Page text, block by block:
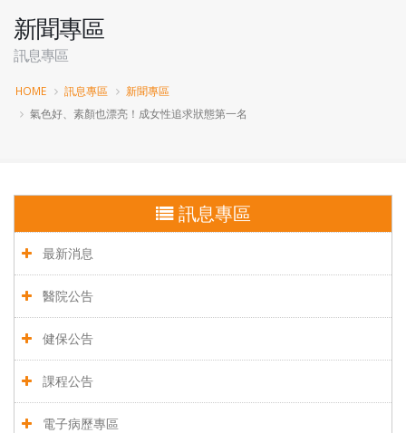
新聞專區
訊息專區
HOME 訊息專區
新聞專區
氣色好、素顏也漂亮！成女性追求狀態第一名
訊息專區
最新消息
醫院公告
健保公告
課程公告
電子病歷專區